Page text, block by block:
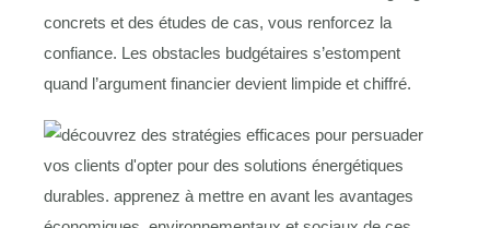
concrets et des études de cas, vous renforcez la
confiance. Les obstacles budgétaires s’estompent
quand l’argument financier devient limpide et chiffré.